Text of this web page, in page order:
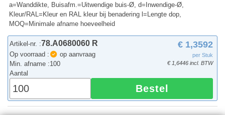
a=Wanddikte, Buisafm.=Uitwendige buis-Ø, d=Inwendige-Ø,
Kleur/RAL=Kleur en RAL kleur bij benadering l=Lengte dop,
MOQ=Minimale afname hoeveelheid
Artikel-nr. :78.A0680060 R
Op voorraad :
op aanvraag
Min. afname :100
€ 1,3592
per Stuk
€ 1,6446 incl. BTW
Aantal
Bestel